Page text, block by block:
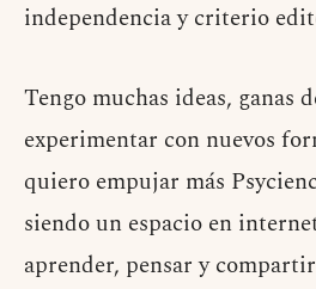
independencia y criterio
Tengo muchas ideas, ganas
experimentar con nuevos
quiero empujar más
siendo un espacio en
aprender, pensar y